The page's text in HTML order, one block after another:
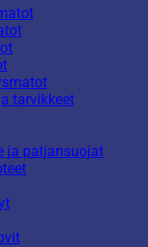
tarvikkeet
ja patjansuojat